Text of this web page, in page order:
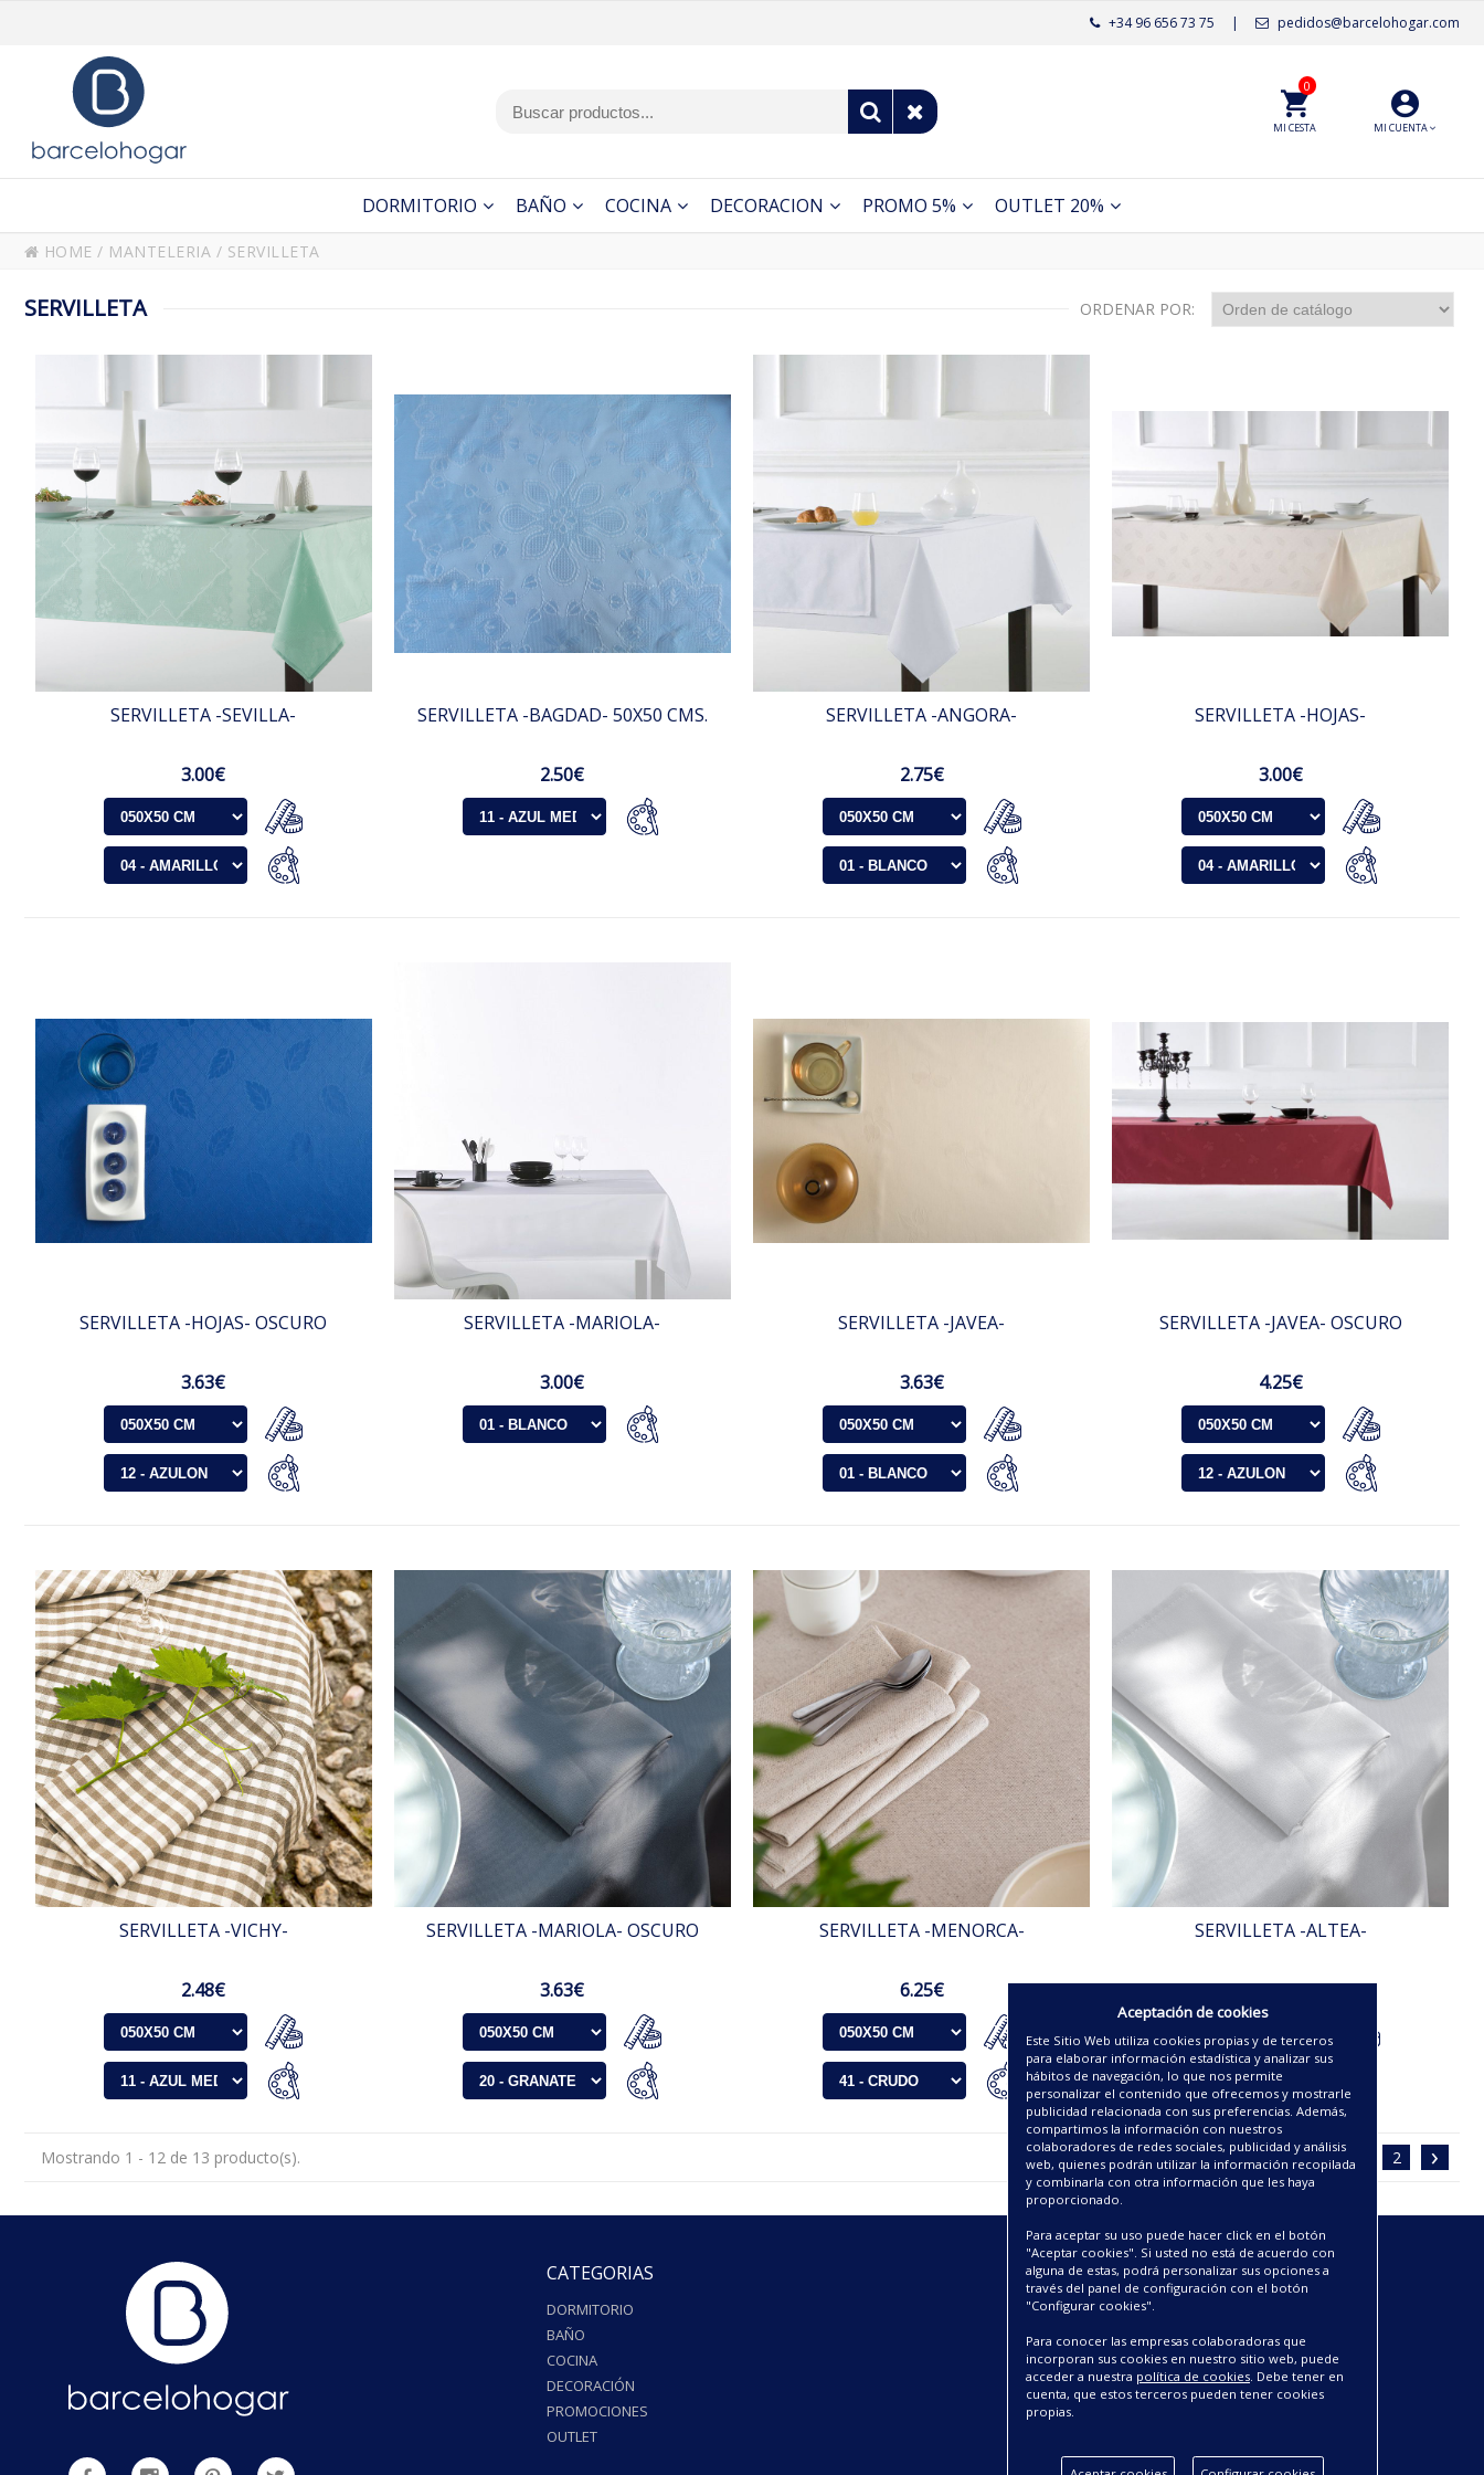
pedidos@barcelohogar.com
|
+34 96 656 73 75
MI CUENTA
MI CESTA
0
DORMITORIO BAÑO COCINA DECORACION PROMO 5% OUTLET 20%
HOME / MANTELERIA / SERVILLETA
SERVILLETA ORDENAR POR:
SERVILLETA -SEVILLA-
3.00€
SERVILLETA -BAGDAD- 50X50 CMS.
2.50€
SERVILLETA -ANGORA-
2.75€
SERVILLETA -HOJAS-
3.00€
SERVILLETA -HOJAS- OSCURO
3.63€
SERVILLETA -MARIOLA-
3.00€
SERVILLETA -JAVEA-
3.63€
SERVILLETA -JAVEA- OSCURO
4.25€
SERVILLETA -VICHY-
2.48€
SERVILLETA -MARIOLA- OSCURO
3.63€
SERVILLETA -MENORCA-
6.25€
SERVILLETA -ALTEA-
5.00€
Mostrando 1 - 12 de 13 producto(s). ‹ 1 2 ›
CATEGORIAS
DORMITORIO
BAÑO
COCINA
DECORACIÓN
PROMOCIONES
OUTLET
ENLACES
CATÁLOGOS PDF
SOBRE NOSOTROS
CONDICIONES DE ENVÍO Y ENTREGA
POLÍTICA DE DEVOLUCIONES
AVISO LEGAL
POLÍTICA DE PRIVACIDAD
Aceptación de cookies
Este Sitio Web utiliza cookies propias y de terceros
para elaborar información estadística y analizar sus
hábitos de navegación, lo que nos permite
personalizar el contenido que ofrecemos y mostrarle
publicidad relacionada con sus preferencias. Además,
compartimos la información con nuestros
colaboradores de redes sociales, publicidad y análisis
web, quienes podrán utilizar la información recopilada
y combinarla con otra información que les haya
proporcionado.
Para aceptar su uso puede hacer click en el botón
"Aceptar cookies". Si usted no está de acuerdo con
alguna de estas, podrá personalizar sus opciones a
través del panel de configuración con el botón
"Configurar cookies".
Para conocer las empresas colaboradoras que
incorporan sus cookies en nuestro sitio web, puede
acceder a nuestra política de cookies. Debe tener en
cuenta, que estos terceros pueden tener cookies
propias.